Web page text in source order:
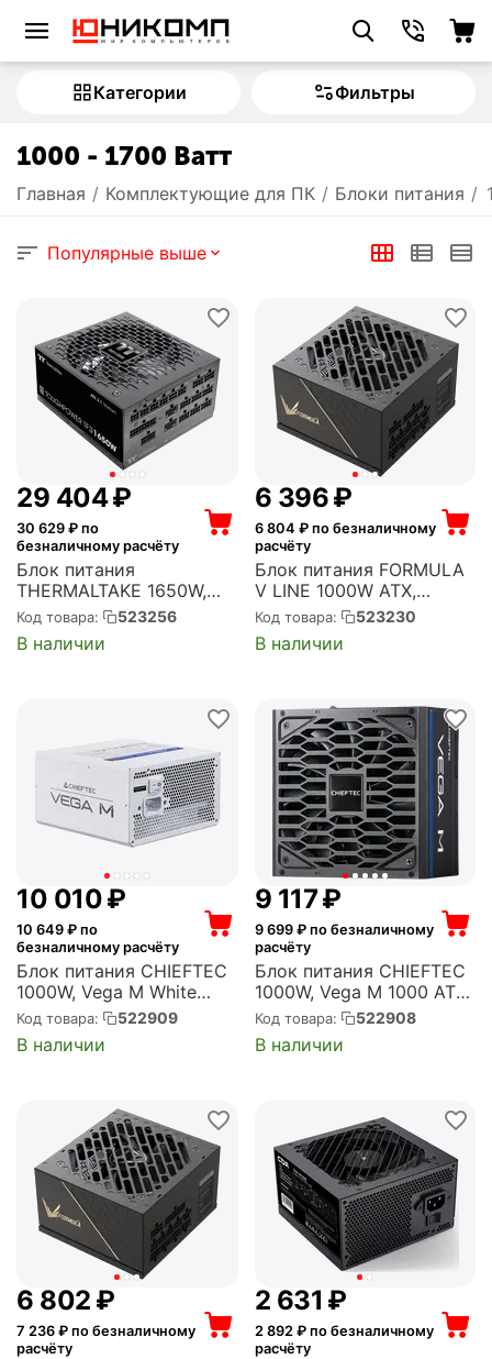
Категории Фильтры
1000 - 1700 Ватт
Главная / Комплектующие для ПК / Блоки питания /
Популярные выше
29 404₽
30 629 ₽ по
безналичному расчёту
Блок питания
THERMALTAKE 1650W,
Toughpower TF3 Gen.5
ATX, активный PFC, 140
мм, 80 PLUS Titanium,
Код товара: 523256
В наличии
6 396₽
6 804 ₽ по безналичному
расчёту
Блок питания FORMULA
V LINE 1000W ATX,
активный PFC, 120 мм,
80 PLUS Gold,
модульные кабели (FV-
Код товара: 523230
В наличии
10 010₽
10 649 ₽ по
безналичному расчёту
Блок питания CHIEFTEC
1000W, Vega M White
1000 ATX, активный PFC,
135 мм, 80 PLUS Gold,
модульные кабели (PPG-
Код товара: 522909
В наличии
9 117₽
9 699₽ по безналичному
расчёту
Блок питания CHIEFTEC
1000W, Vega M 1000 ATX,
активный PFC, 135 мм,
80 PLUS Gold,
модульные кабели (PPG-
Код товара: 522908
В наличии
6 802 ₽
7 236 ₽ по безналичному
расчёту
2 631 ₽
2 892 ₽ по безналичному
расчёту